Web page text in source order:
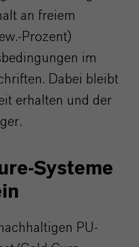
an freiem
Prozent)
im
Dabei bleibt
erhalten und der
Systeme
PU-